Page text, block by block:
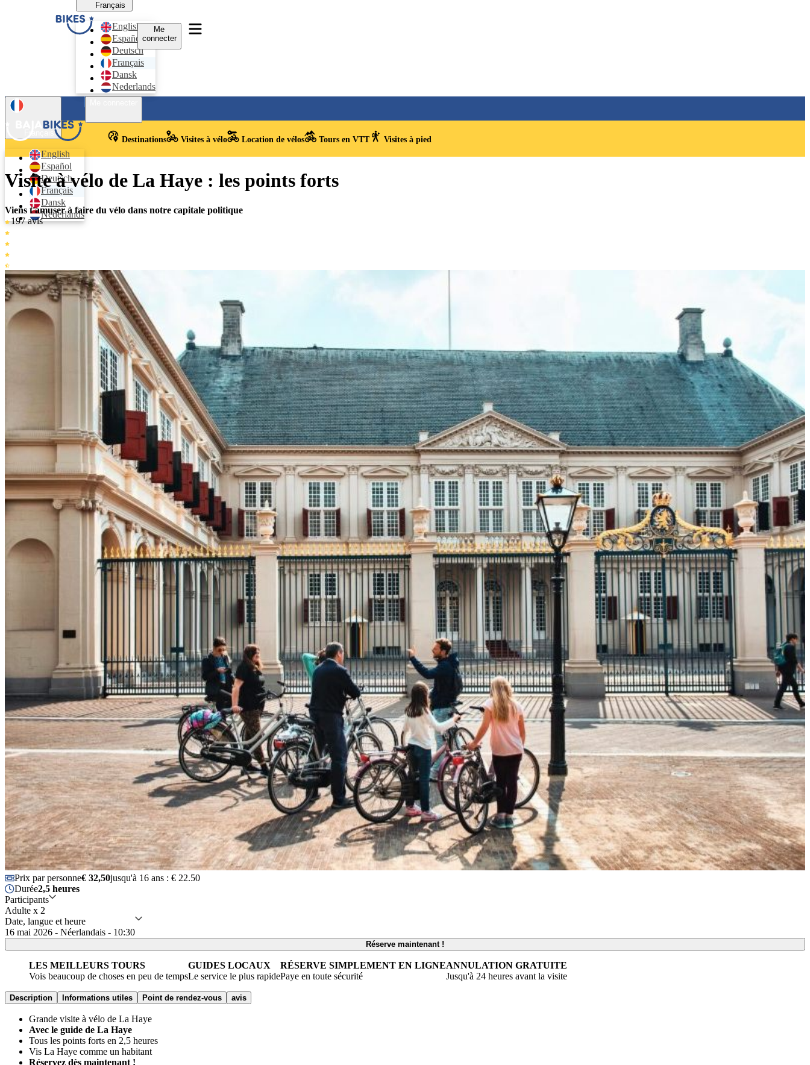
Français
English
Español
Deutsch
Français
Dansk
Nederlands
Me
connecter
Français
English
Español
Deutsch
Français
Dansk
Nederlands
Destinations Visites à vélo Location de vélos Tours en VTT Visites à pied
Visite à vélo de La Haye : les points forts
Viens t'amuser à faire du vélo dans notre capitale politique
197 avis
Prix par personne€ 32,50jusqu'à 16 ans : € 22.50
Durée2,5 heures
Participants
Adulte x 2
Date, langue et heure
16 mai 2026 - Néerlandais - 10:30
Réserve maintenant !
LES MEILLEURS TOURS
Vois beaucoup de choses en peu de temps
GUIDES LOCAUX
Le service le plus rapide
RÉSERVE SIMPLEMENT EN LIGNE
Paye en toute sécurité
ANNULATION GRATUITE
Jusqu'à 24 heures avant la visite
Description Informations utiles Point de rendez-vous avis
Grande visite à vélo de La Haye
Avec le guide de La Haye
Tous les points forts en 2,5 heures
Vis La Haye comme un habitant
Réservez dès maintenant !